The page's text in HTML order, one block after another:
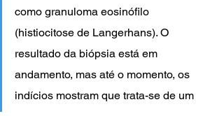
como granuloma eosinófilo
(histiocitose de Langerhans). O
resultado da biópsia está em
andamento, mas até o momento, os
indícios mostram que trata-se de um